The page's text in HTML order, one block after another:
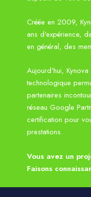
Créée en 2009,
ans d'expérience,
en général, des
Aujourd'hui, Kynova
technologique
partenaires
réseau Google
certification pour
prestations.
Vous avez un
Faisons